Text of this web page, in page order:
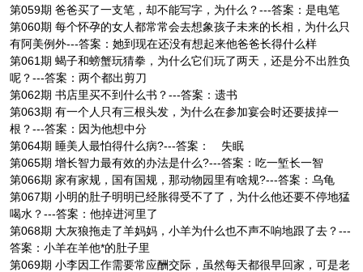
第059期 爸爸买了一支笔，却不能写字，为什么？---答案：是电笔
第060期 每个怀孕的女人都常常会去想象孩子未来的长相，为什么只
有阿美例外---答案：她到现在还没有想起来他爸爸长得什么样
第061期 蝎子和螃蟹玩猜拳，为什么它们玩了两天，还是分不出胜负
呢？---答案：两个都出剪刀
第062期 书店里买不到什么书？---答案：遗书
第063期 有一个人只有三根头发，为什么在参加宴会时还要拔掉一
根？---答案：因为他想中分
第064期 睡美人最怕得什么病?---答案： 失眠
第065期 增长智力最有效的办法是什么?---答案：吃一堑长一智
第066期 家有家规，国有国规，那动物园里有啥规?---答案：乌龟
第067期 小明的肚子明明已经胀得受不了了，为什么他还要不停地猛
喝水？---答案：他掉进河里了
第068期 大灰狼拖走了羊妈妈，小羊为什么也不声不响地跟了去？---
答案：小羊在羊他*的肚子里
第069期 小李因工作需要常应酬交际，虽然每天都很早回家，可是老